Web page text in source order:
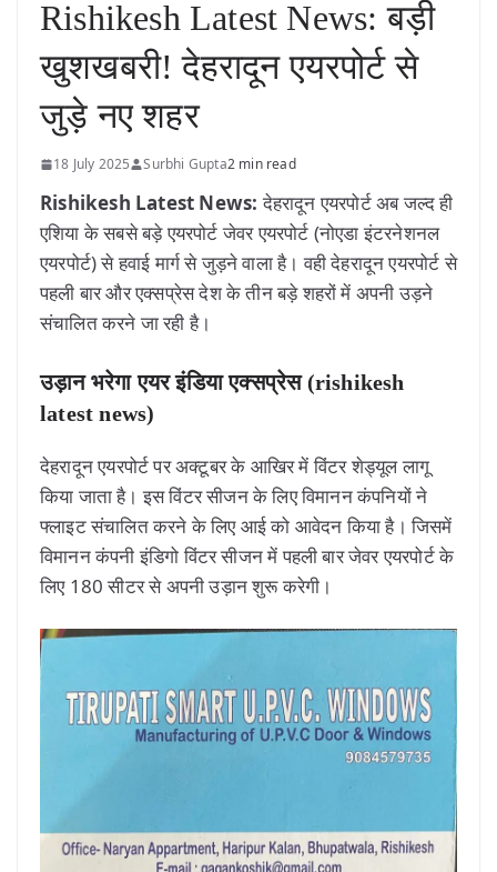
Rishikesh Latest News: बड़ी
खुशखबरी! देहरादून एयरपोर्ट से
जुड़े नए शहर
18 July 2025 Surbhi Gupta2 min read
Rishikesh Latest News:देहरादून एयरपोर्ट अब जल्द ही
एशिया के सबसे बड़े एयरपोर्ट जेवर एयरपोर्ट (नोएडा इंटरनेशनल
एयरपोर्ट) से हवाई मार्ग से जुड़ने वाला है। वही देहरादून एयरपोर्ट से
पहली बार और एक्सप्रेस देश के तीन बड़े शहरों में अपनी उड़ने
संचालित करने जा रही है।
उड़ान भरेगा एयर इंडिया एक्सप्रेस (rishikesh
latest news)
देहरादून एयरपोर्ट पर अक्टूबर के आखिर में विंटर शेड्यूल लागू
किया जाता है। इस विंटर सीजन के लिए विमानन कंपनियों ने
फ्लाइट संचालित करने के लिए आई को आवेदन किया है। जिसमें
विमानन कंपनी इंडिगो विंटर सीजन में पहली बार जेवर एयरपोर्ट के
लिए 180 सीटर से अपनी उड़ान शुरू करेगी।